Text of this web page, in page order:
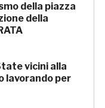
della piazza
della
vicini alla
lavorando per